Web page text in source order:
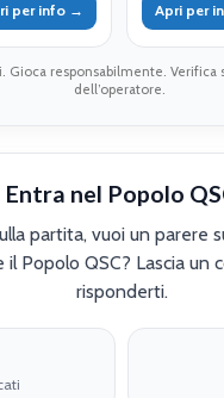
per info → Apri per
Gioca responsabilmente.
dell’operatore.
Entra nel Popolo
partita, vuoi un parere
Popolo QSC? Lascia un
risponderti.